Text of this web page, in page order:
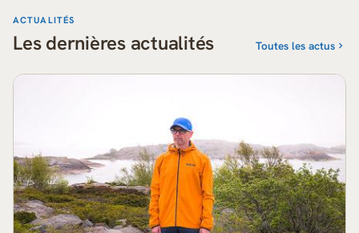
ACTUALITÉS
Les dernières actualités Toutes les actus